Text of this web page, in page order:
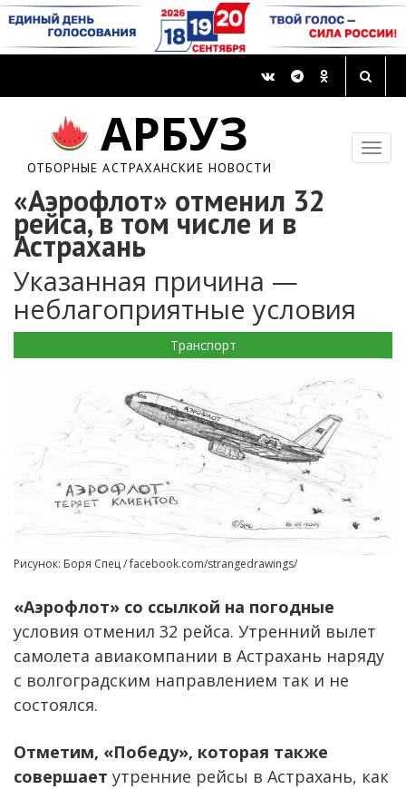
АРБУЗ
ОТБОРНЫЕ АСТРАХАНСКИЕ НОВОСТИ
«Аэрофлот» отменил 32
рейса, в том числе и в
Астрахань
Указанная причина —
неблагоприятные условия
Транспорт
Рисунок: Боря Спец / facebook.com/strangedrawings/
«Аэрофлот» со ссылкой на погодные
условия отменил 32 рейса. Утренний вылет
самолета авиакомпании в Астрахань наряду
с волгоградским направлением так и не
состоялся.
Отметим, «Победу», которая также
совершает утренние рейсы в Астрахань, как